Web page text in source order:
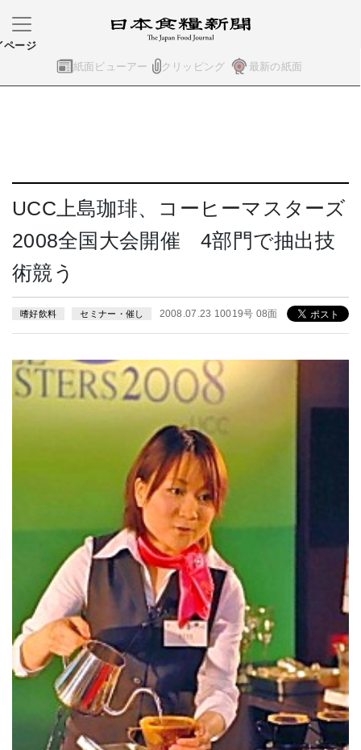
紙面ビューアー クリッピング 最新の紙面
ページ
UCC上島珈琲、コーヒーマスターズ
2008全国大会開催 4部門で抽出技
術競う
嗜好飲料 セミナー・催し 2008.07.23 10019号 08面